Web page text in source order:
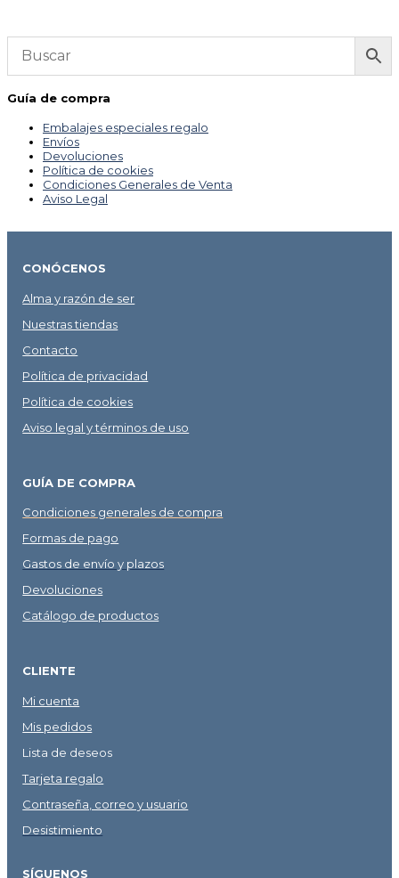
Guía de compra
Embalajes especiales regalo
Envíos
Devoluciones
Política de cookies
Condiciones Generales de Venta
Aviso Legal
CONÓCENOS
Alma y razón de ser
Nuestras tiendas
Contacto
Política de privacidad
Política de cookies
Aviso legal y términos de uso
GUÍA DE COMPRA
Condiciones generales de compra
Formas de pago
Gastos de envío y plazos
Devoluciones
Catálogo de productos
CLIENTE
Mi cuenta
Mis pedidos
Lista de deseos
Tarjeta regalo
Contraseña, correo y usuario
Desistimiento
SÍGUENOS